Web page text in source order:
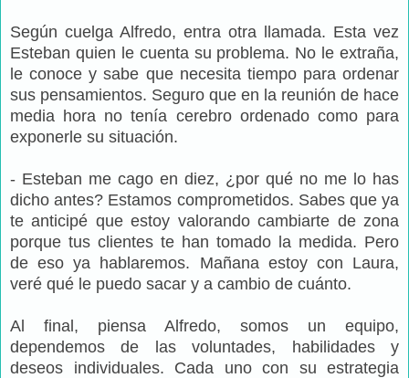
Según cuelga Alfredo, entra otra llamada. Esta vez
Esteban quien le cuenta su problema. No le extraña,
le conoce y sabe que necesita tiempo para ordenar
sus pensamientos. Seguro que en la reunión de hace
media hora no tenía cerebro ordenado como para
exponerle su situación.
- Esteban me cago en diez, ¿por qué no me lo has
dicho antes? Estamos comprometidos. Sabes que ya
te anticipé que estoy valorando cambiarte de zona
porque tus clientes te han tomado la medida. Pero
de eso ya hablaremos. Mañana estoy con Laura,
veré qué le puedo sacar y a cambio de cuánto.
Al final, piensa Alfredo, somos un equipo,
dependemos de las voluntades, habilidades y
deseos individuales. Cada uno con su estrategia